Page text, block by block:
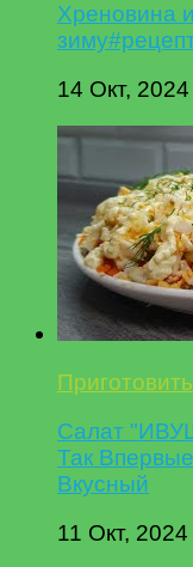
Хреновина
14 Окт, 2024
Салат
Так
Вкусный
11 Окт, 2024